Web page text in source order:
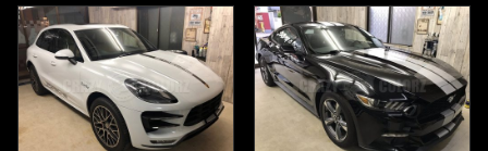
ストライプ施工